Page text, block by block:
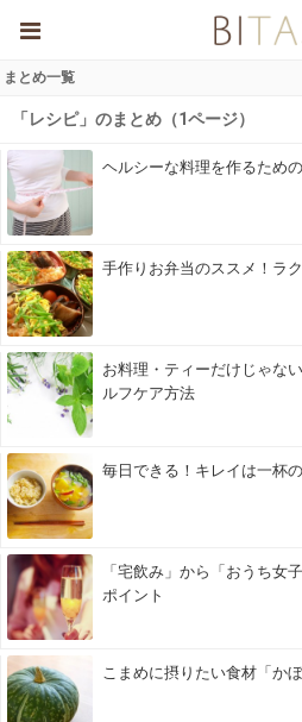
まとめ一覧
「レシピ」のまとめ（1ページ）
ヘルシーな料理を作るため
手作りお弁当のススメ！ラ
お料理・ティーだけじゃな
ルフケア方法
毎日できる！キレイは一杯
「宅飲み」から「おうち女
ポイント
こまめに摂りたい食材「かぼ